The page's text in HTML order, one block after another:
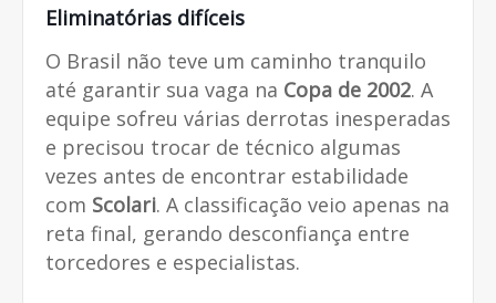
Eliminatórias difíceis
O Brasil não teve um caminho tranquilo
até garantir sua vaga na Copa de 2002. A
equipe sofreu várias derrotas inesperadas
e precisou trocar de técnico algumas
vezes antes de encontrar estabilidade
com Scolari. A classificação veio apenas na
reta final, gerando desconfiança entre
torcedores e especialistas.